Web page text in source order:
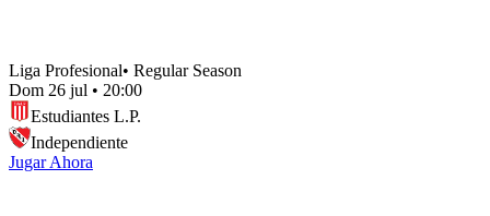
Liga Profesional• Regular Season
Dom 26 jul • 20:00
Estudiantes L.P.
Independiente
Jugar Ahora